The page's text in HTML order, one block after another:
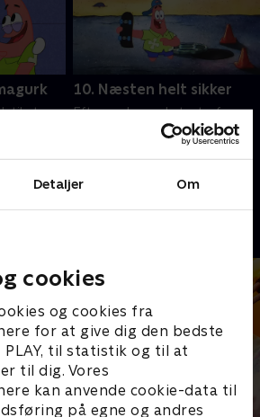
Detaljer Om
cookies
og cookies fra
for at give dig den bedste
PLAY, til statistik og til at
til dig. Vores
kan anvende cookie-data til
på egne og andres
til at
10. Næsten helt sikker
Efter endnu en katastrofe
hjemme hos familien Stjerne
tvinger brandinspektøren
Patrick til at se en
sikkerhedsinstruktionsvideo.
27. juni 2026 • 21 min